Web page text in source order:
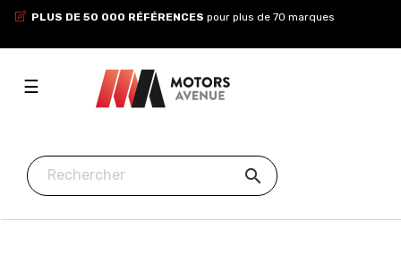
PLUS DE 50 000 RÉFÉRENCES pour plus de 70 marques
Toggle
navigation
☰
